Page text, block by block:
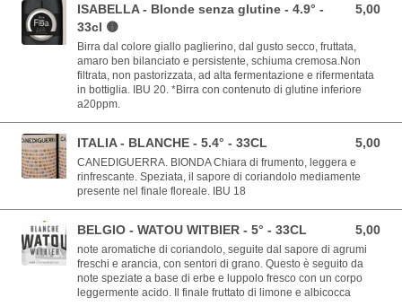
ISABELLA - Blonde senza glutine - 4.9° -
33cl 🟡
5,00
5,00 EUR
Birra dal colore giallo paglierino, dal gusto secco, fruttata,
amaro ben bilanciato e persistente, schiuma cremosa.Non
filtrata, non pastorizzata, ad alta fermentazione e rifermentata
in bottiglia. IBU 20. *Birra con contenuto di glutine inferiore
a20ppm.
ITALIA - BLANCHE - 5.4° - 33CL 5,00
5,00 EUR
CANEDIGUERRA. BIONDA Chiara di frumento, leggera e
rinfrescante. Speziata, il sapore di coriandolo mediamente
presente nel finale floreale. IBU 18
BELGIO - WATOU WITBIER - 5° - 33CL 5,00
5,00 EUR
note aromatiche di coriandolo, seguite dal sapore di agrumi
freschi e arancia, con sentori di grano. Questo è seguito da
note speziate a base di erbe e luppolo fresco con un corpo
leggermente acido. Il finale fruttato di limone e albicocca